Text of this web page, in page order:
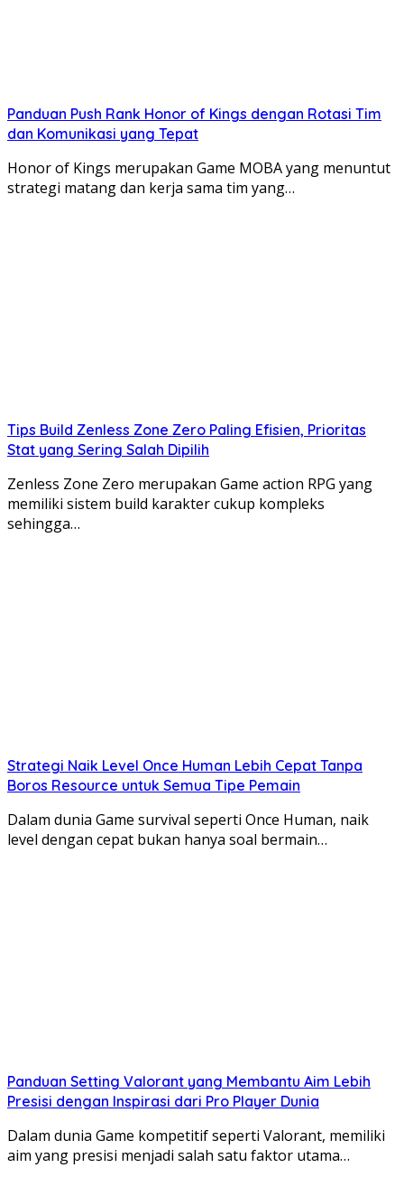
Panduan Push Rank Honor of Kings dengan Rotasi Tim
dan Komunikasi yang Tepat
Honor of Kings merupakan Game MOBA yang menuntut
strategi matang dan kerja sama tim yang…
Tips Build Zenless Zone Zero Paling Efisien, Prioritas
Stat yang Sering Salah Dipilih
Zenless Zone Zero merupakan Game action RPG yang
memiliki sistem build karakter cukup kompleks
sehingga…
Strategi Naik Level Once Human Lebih Cepat Tanpa
Boros Resource untuk Semua Tipe Pemain
Dalam dunia Game survival seperti Once Human, naik
level dengan cepat bukan hanya soal bermain…
Panduan Setting Valorant yang Membantu Aim Lebih
Presisi dengan Inspirasi dari Pro Player Dunia
Dalam dunia Game kompetitif seperti Valorant, memiliki
aim yang presisi menjadi salah satu faktor utama…